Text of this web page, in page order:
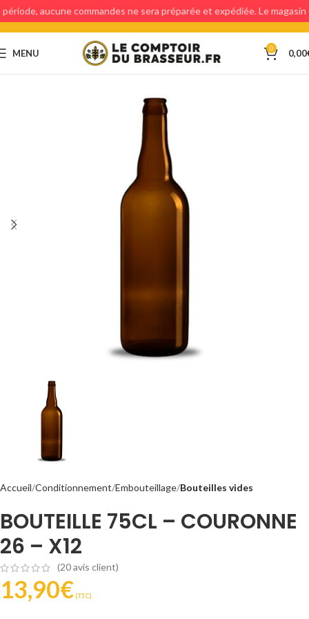
MENU 0 0,00
Accueil Conditionnement Embouteillage Bouteilles vides
BOUTEILLE 75CL – COURONNE
26 – X12
(20avis client)
13,90€ (T.T.C).
période, aucune commandes ne sera préparée et expédiée. Le magasin
étant fermé, aucun retraits en magasin ne sera possible.